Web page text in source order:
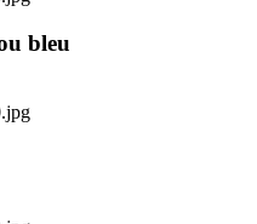
bleu